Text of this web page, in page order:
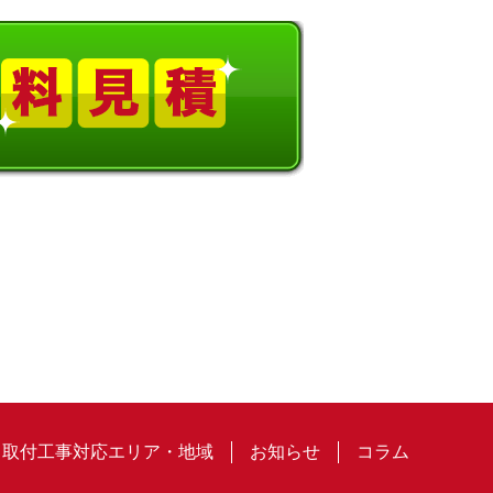
取付工事対応エリア・地域 お知らせ コラム